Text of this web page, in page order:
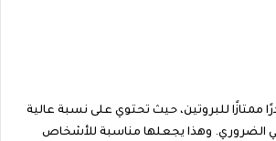
ممتازًا للبروتين، حيث تحتوي على نسبة عالية
الضروري. وهذا يجعلها مناسبة للأشخاص